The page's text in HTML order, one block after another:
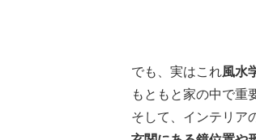
でも、実はこれ風水
もともと家の中で重
そして、インテリア